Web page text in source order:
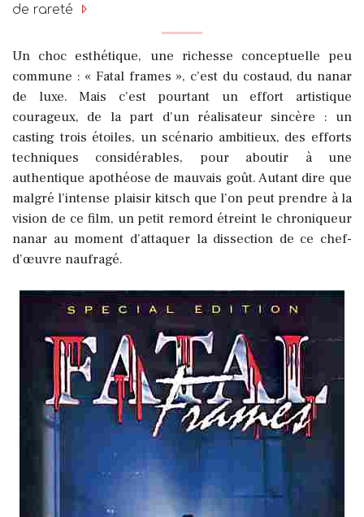
de rareté
Un choc esthétique, une richesse conceptuelle peu
commune : « Fatal frames », c’est du costaud, du nanar
de luxe. Mais c’est pourtant un effort artistique
courageux, de la part d’un réalisateur sincère : un
casting trois étoiles, un scénario ambitieux, des efforts
techniques considérables, pour aboutir à une
authentique apothéose de mauvais goût. Autant dire que
malgré l’intense plaisir kitsch que l’on peut prendre à la
vision de ce film, un petit remord étreint le chroniqueur
nanar au moment d’attaquer la dissection de ce chef-
d’œuvre naufragé.